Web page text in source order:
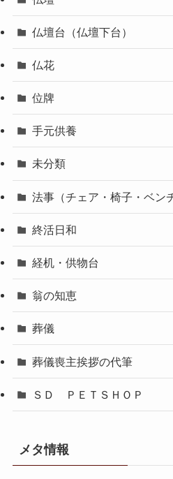
仏壇台（仏壇下台）
仏花
位牌
手元供養
未分類
法事（チェア・椅子・ベン
終活日和
経机・供物台
翁の知恵
葬儀
葬儀喪主挨拶の代筆
ＳＤ ＰＥＴＳＨＯＰ
メタ情報